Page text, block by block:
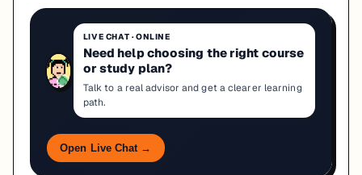
  verbose=
True,
  allow_delegation=
True
这里有个很值得注意的小点：只有
这是故意的。因为如果 writer 也能自己上网搜，它就很容易绕过前面
3. 定义 Tasks
LIVE CHAT ·ONLINE
Need help choosing the right course
or study plan?
Talk to a real advisor and get a clearer learning
path.
Open Live Chat →